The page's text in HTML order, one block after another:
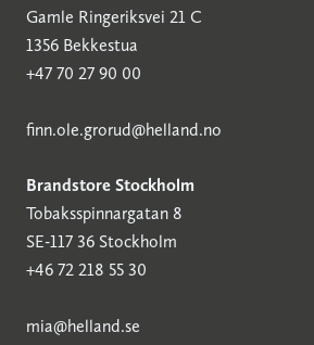
Gamle Ringeriksvei 21 C
1356 Bekkestua
+47 70 27 90 00
finn.ole.grorud@helland.no
Brandstore Stockholm
Tobaksspinnargatan 8
SE-117 36 Stockholm
+46 72 218 55 30
mia@helland.se